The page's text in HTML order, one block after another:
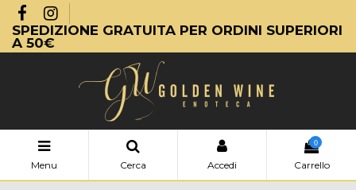
SPEDIZIONE GRATUITA PER ORDINI SUPERIORI
A 50€
Menu Cerca Accedi
0
Carrello